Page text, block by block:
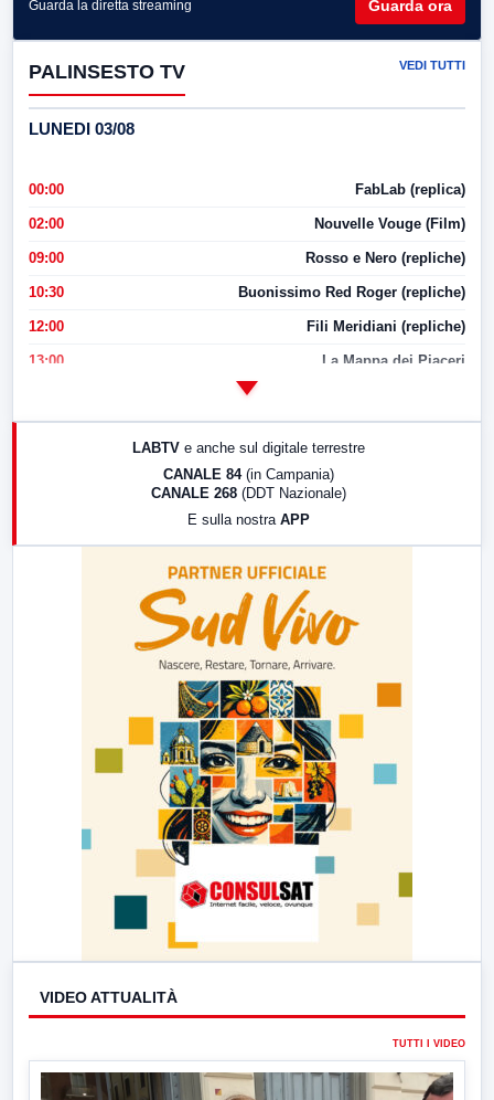
Guarda la diretta streaming Guarda ora
PALINSESTO TV VEDI TUTTI
LUNEDI 03/08
00:00 FabLab (replica)
02:00 Nouvelle Vouge (Film)
09:00 Rosso e Nero (repliche)
10:30 Buonissimo Red Roger (repliche)
12:00 Fili Meridiani (repliche)
13:00 La Mappa dei Piaceri
LABTV e anche sul digitale terrestre
CANALE 84 (in Campania)
CANALE 268 (DDT Nazionale)
E sulla nostra APP
VIDEO ATTUALITÀ
TUTTI I VIDEO